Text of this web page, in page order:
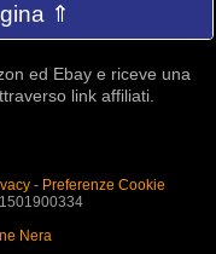
⇑
ed Ebay e riceve una
link affiliati.
- Preferenze Cookie
Nera